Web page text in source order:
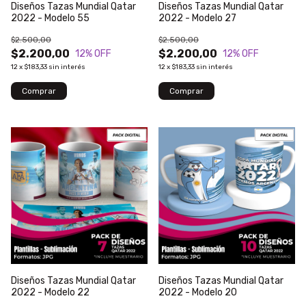
Diseños Tazas Mundial Qatar
2022 - Modelo 55
$2.200,00
$2.500,00
12% OFF
12x $183,33 sin interés
Diseños Tazas Mundial Qatar
2022 - Modelo 27
$2.200,00
$2.500,00
12% OFF
12x $183,33 sin interés
Diseños Tazas Mundial Qatar
2022 - Modelo 22
Diseños Tazas Mundial Qatar
2022 - Modelo 20